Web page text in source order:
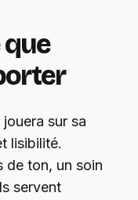
que
jouera sur sa
lisibilité.
de ton, un soin
servent